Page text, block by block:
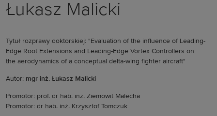
Łukasz Malicki
Tytuł rozprawy doktorskiej: "Evaluation of the influence of Leading-
Edge Root Extensions and Leading-Edge Vortex Controllers on
the aerodynamics of a conceptual delta-wing fighter aircraft"
Autor: mgr inż. Łukasz Malicki
Promotor: prof. dr hab. inż. Ziemowit Malecha
Promotor: dr hab. inż. Krzysztof Tomczuk